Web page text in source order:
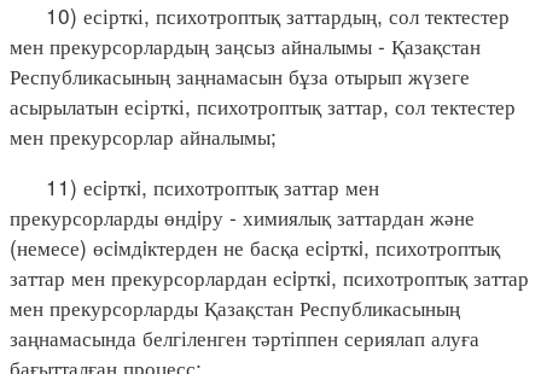
10) есірткі, психотроптық заттардың, сол тектестер
мен прекурсорлардың заңсыз айналымы - Қазақстан
Республикасының заңнамасын бұза отырып жүзеге
асырылатын есірткі, психотроптық заттар, сол тектестер
мен прекурсорлар айналымы;
11) есiрткi, психотроптық заттар мен
прекурсорларды өндiру - химиялық заттардан және
(немесе) өсiмдiктерден не басқа есiрткi, психотроптық
заттар мен прекурсорлардан есiрткi, психотроптық заттар
мен прекурсорларды Қазақстан Республикасының
заңнамасында белгіленген тәртіппен сериялап алуға
бағытталған процесс;